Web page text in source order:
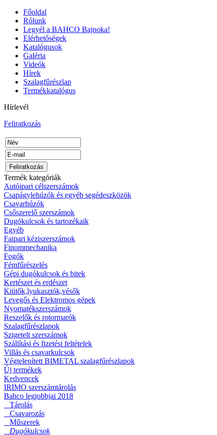
Főoldal
Rólunk
Legyél a BAHCO Bajnoka!
Elérhetőségek
Katalógusok
Galéria
Videók
Hírek
Szalagfűrészlap
Termékkatalógus
Hírlevél
Feliratkozás
Termék kategóriák
Autóipari célszerszámok
Csapágylehúzók és egyéb segédeszközök
Csavarhúzók
Csőszerelő szerszámok
Dugókulcsok és tartozékaik
Egyéb
Faipari kéziszerszámok
Finommechanika
Fogók
Fémfűrészelés
Gépi dugókulcsok és bitek
Kertészet és erdészet
Kiütők,lyukasztók,vésők
Levegős és Elektromos gépek
Nyomatékszerszámok
Reszelők és rotormarók
Szalagfűrészlapok
Szigetelt szerszámok
Szállítási és fizetési feltételek
Villás és csavarkulcsok
Végtelenített BIMETAL szalagfűrészlapok
Új termékek
Kedvencek
IRIMO szerszámtárolás
Bahco legjobbjai 2018
Tárolás
Csavarozás
Műszerek
Dugókulcsok